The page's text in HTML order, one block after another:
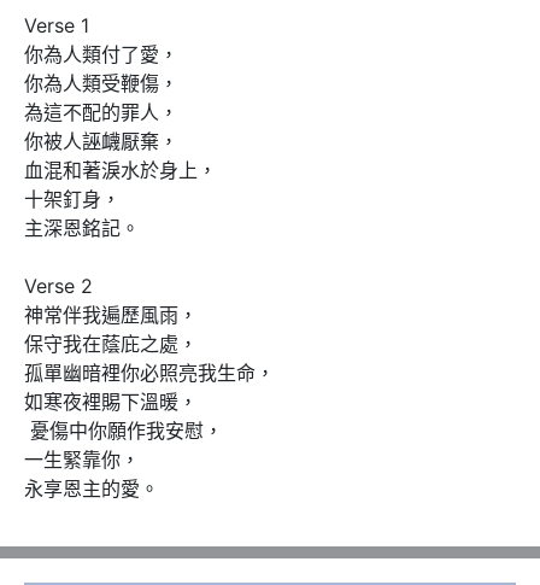
Verse 1
你為人類付了愛，
你為人類受鞭傷，
為這不配的罪人，
你被人誣衊厭棄，
血混和著淚水於身上，
十架釘身，
主深恩銘記。
Verse 2
神常伴我遍歷風雨，
保守我在蔭庇之處，
孤單幽暗裡你必照亮我生命，
如寒夜裡賜下溫暖，
一生緊靠你，
永享恩主的愛。